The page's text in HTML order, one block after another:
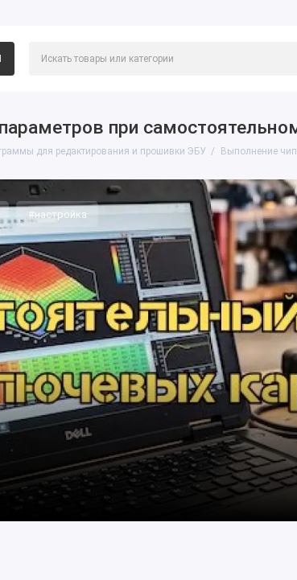
при
для редактирования и прошивки ЭБУ Выполнение
#настройка